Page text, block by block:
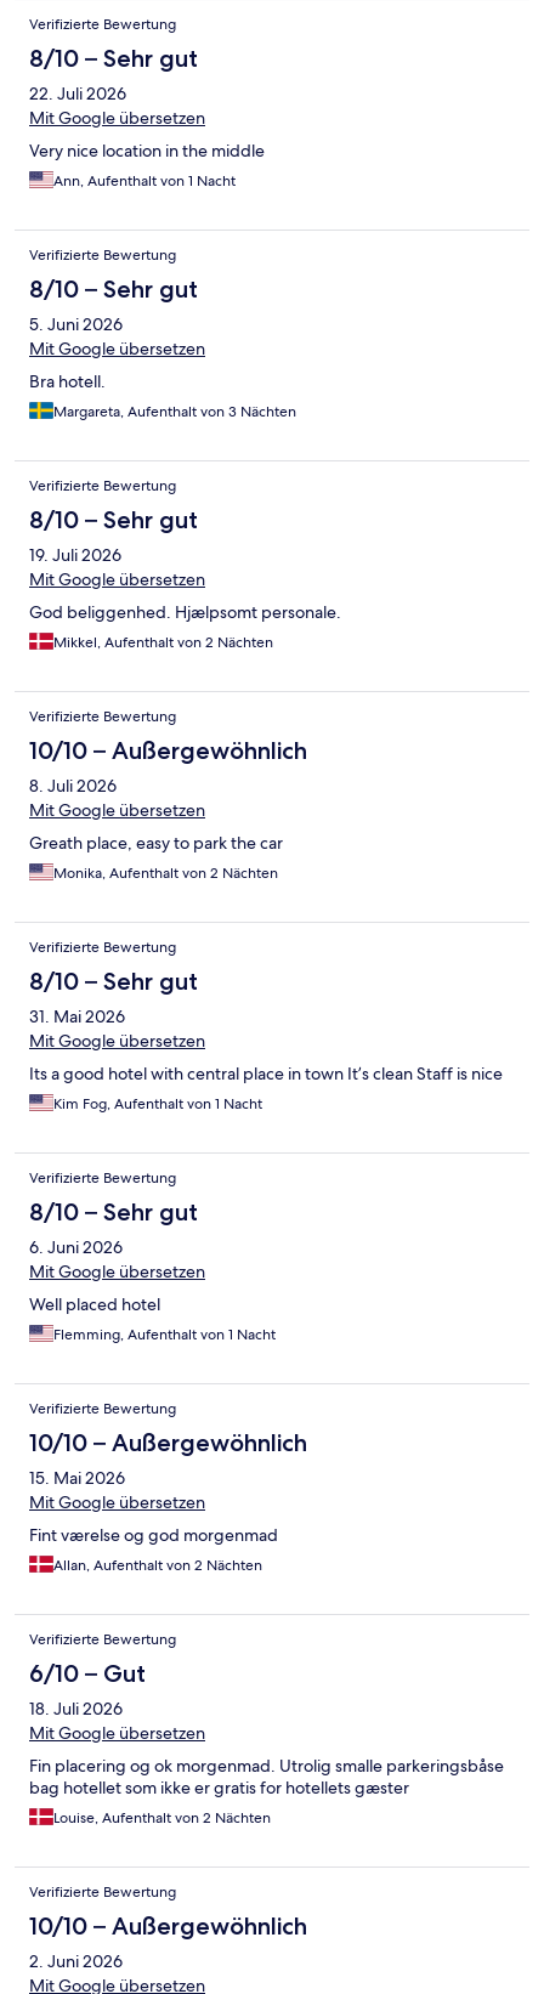
Verifizierte Bewertung
8/10 – Sehr gut
22. Juli 2026
Mit Google übersetzen
Very nice location in the middle
Ann, Aufenthalt von 1 Nacht
Verifizierte Bewertung
8/10 – Sehr gut
5. Juni 2026
Mit Google übersetzen
Bra hotell.
Margareta, Aufenthalt von 3 Nächten
Verifizierte Bewertung
8/10 – Sehr gut
19. Juli 2026
Mit Google übersetzen
God beliggenhed. Hjælpsomt personale.
Mikkel, Aufenthalt von 2 Nächten
Verifizierte Bewertung
10/10 – Außergewöhnlich
8. Juli 2026
Mit Google übersetzen
Greath place, easy to park the car
Monika, Aufenthalt von 2 Nächten
Verifizierte Bewertung
8/10 – Sehr gut
31. Mai 2026
Mit Google übersetzen
Its a good hotel with central place in town It’s clean Staff is nice
Kim Fog, Aufenthalt von 1 Nacht
Verifizierte Bewertung
8/10 – Sehr gut
6. Juni 2026
Mit Google übersetzen
Well placed hotel
Flemming, Aufenthalt von 1 Nacht
Verifizierte Bewertung
10/10 – Außergewöhnlich
15. Mai 2026
Mit Google übersetzen
Fint værelse og god morgenmad
Allan, Aufenthalt von 2 Nächten
Verifizierte Bewertung
6/10 – Gut
18. Juli 2026
Mit Google übersetzen
Fin placering og ok morgenmad. Utrolig smalle parkeringsbåse
bag hotellet som ikke er gratis for hotellets gæster
Louise, Aufenthalt von 2 Nächten
Verifizierte Bewertung
10/10 – Außergewöhnlich
2. Juni 2026
Mit Google übersetzen